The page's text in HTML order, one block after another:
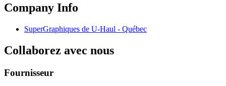
Company Info
SuperGraphiques de U-Haul - Québec
Collaborez avec nous
Fournisseur